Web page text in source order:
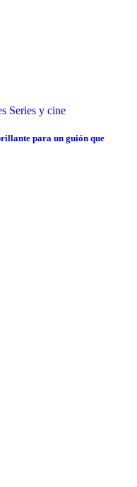
Series y cine
para un guión que